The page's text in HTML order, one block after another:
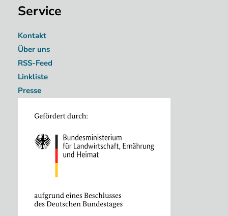
Service
Kontakt
Über uns
RSS-Feed
Linkliste
Presse